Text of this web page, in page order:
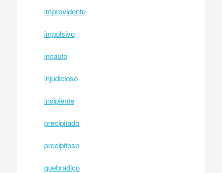
improvidente
impulsivo
incauto
injudicioso
insipiente
precipitado
precipitoso
quebradiço